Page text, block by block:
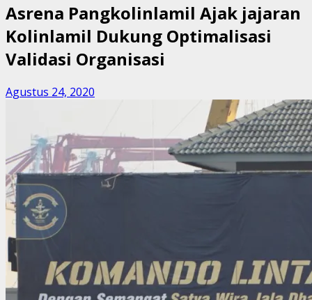
Asrena Pangkolinlamil Ajak jajaran
Kolinlamil Dukung Optimalisasi
Validasi Organisasi
Agustus 24, 2020